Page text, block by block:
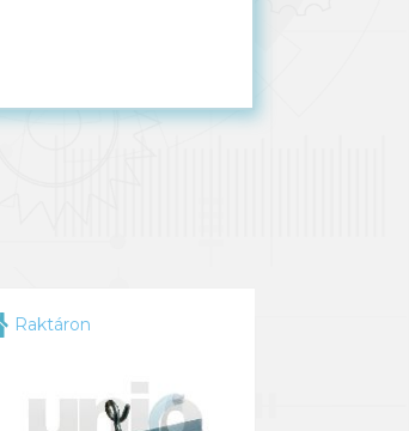
Raktáron